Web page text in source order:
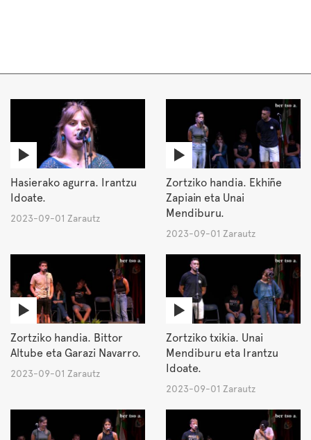
Hasierako agurra. Irantzu
Idoate.
2023-09-01 Zarautz
Zortziko handia. Ekhiñe
Zapiain eta Unai
Mendiburu.
2023-09-01 Zarautz
Zortziko handia. Bittor
Altube eta Garazi Navarro.
2023-09-01 Zarautz
Zortziko txikia. Unai
Mendiburu eta Irantzu
Idoate.
2023-09-01 Zarautz